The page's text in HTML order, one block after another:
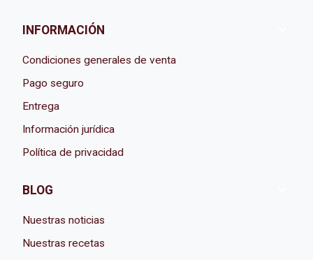
INFORMACIÓN
Condiciones generales de venta
Pago seguro
Entrega
Información jurídica
Política de privacidad
BLOG
Nuestras noticias
Nuestras recetas